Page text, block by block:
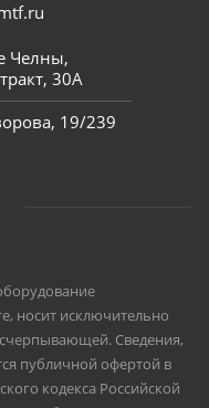
Челны,
30А
19/239
носит исключительно
Сведения,
публичной офертой в
кодекса Российской